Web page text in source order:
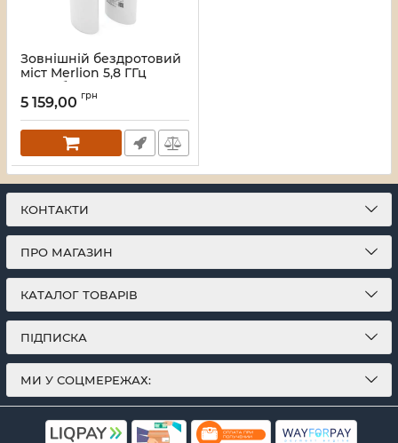
Зовнішній бездротовий
міст Merlion 5,8 ГГц
1200Мб, відстань до 5км,
DC12-24V, POE 24V, 2xRJ45
Артикул:41755
5 159,00 грн
КОНТАКТИ
ПРО МАГАЗИН
КАТАЛОГ ТОВАРІВ
ПІДПИСКА
МИ У СОЦМЕРЕЖАХ: